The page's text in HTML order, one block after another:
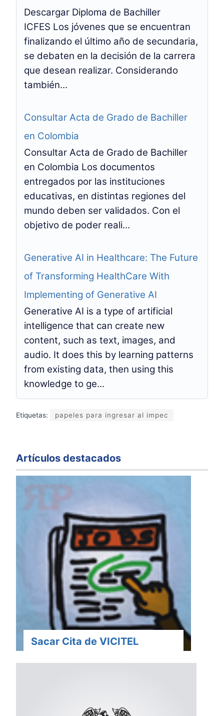
Descargar Diploma de Bachiller
ICFES Los jóvenes que se encuentran
finalizando el último año de secundaria,
se debaten en la decisión de la carrera
que desean realizar. Considerando
también...
Consultar Acta de Grado de Bachiller
en Colombia
Consultar Acta de Grado de Bachiller
en Colombia Los documentos
entregados por las instituciones
educativas, en distintas regiones del
mundo deben ser validados. Con el
objetivo de poder reali...
Generative AI in Healthcare: The Future
of Transforming HealthCare With
Implementing of Generative AI
Generative AI is a type of artificial
intelligence that can create new
content, such as text, images, and
audio. It does this by learning patterns
from existing data, then using this
knowledge to ge...
Etiquetas: papeles para ingresar al impec
Artículos destacados
Sacar Cita de VICITEL